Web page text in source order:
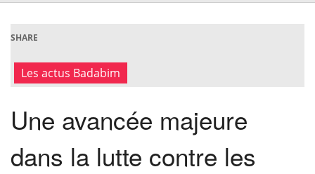
SHARE
Les actus Badabim
Une avancée majeure
dans la lutte contre les